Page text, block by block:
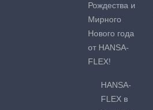
Рождества и
Мирного
Нового года
от HANSA-
FLEX!
HANSA-
FLEX в